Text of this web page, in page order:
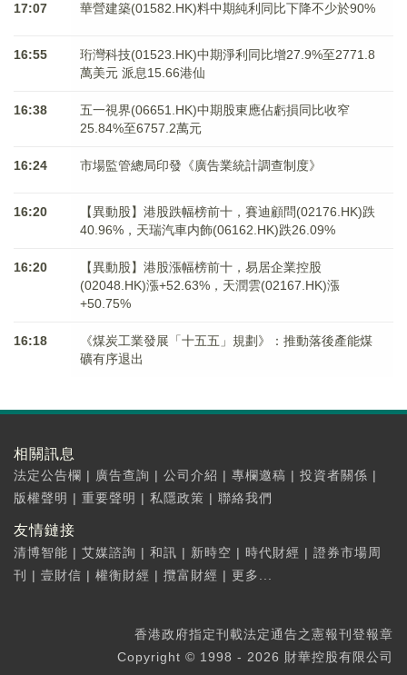
17:07 華營建築(01582.HK)料中期純利同比下降不少於90%
16:55
珩灣科技(01523.HK)中期淨利同比增27.9%至2771.8
萬美元 派息15.66港仙
16:38
五一視界(06651.HK)中期股東應佔虧損同比收窄
25.84%至6757.2萬元
16:24 市場監管總局印發《廣告業統計調查制度》
16:20
【異動股】港股跌幅榜前十，賽迪顧問(02176.HK)跌
40.96%，天瑞汽車内飾(06162.HK)跌26.09%
16:20
【異動股】港股漲幅榜前十，易居企業控股
(02048.HK)漲+52.63%，天潤雲(02167.HK)漲
+50.75%
16:18
《煤炭工業發展「十五五」規劃》：推動落後產能煤
礦有序退出
相關訊息
法定公告欄 | 廣告查詢 | 公司介紹 | 專欄邀稿 | 投資者關係 |
版權聲明 | 重要聲明 | 私隱政策 | 聯絡我們
友情鏈接
清博智能 | 艾媒諮詢 | 和訊 | 新時空 | 時代財經 | 證券市場周
刊
| 壹財信 | 權衡財經 | 攬富財經 | 更多...
香港政府指定刊載法定通告之憲報刊登報章
Copyright © 1998 - 2026 財華控股有限公司